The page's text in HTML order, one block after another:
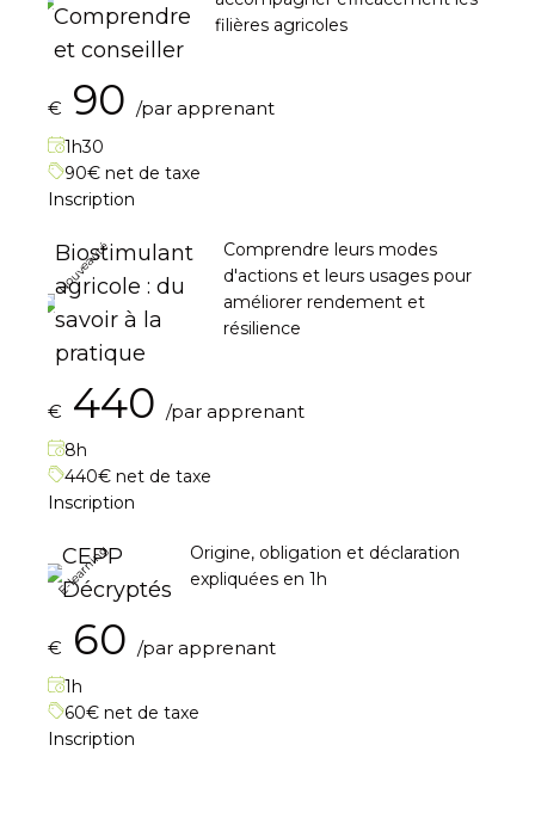
Comprendre
et conseiller
filières agricoles
€ 90 /par apprenant
1h30
90€ net de taxe
Inscription
Nouveauté
Biostimulant
agricole : du
savoir à la
pratique
Comprendre leurs modes
d'actions et leurs usages pour
améliorer rendement et
résilience
€ 440 /par apprenant
8h
440€ net de taxe
Inscription
E-learning
CEPP
Décryptés
Origine, obligation et déclaration
expliquées en 1h
€ 60 /par apprenant
1h
60€ net de taxe
Inscription